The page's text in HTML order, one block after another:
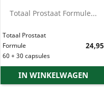
Totaal Prostaat Formule...
Totaal Prostaat
Formule
60 + 30 capsules
24,95
IN WINKELWAGEN